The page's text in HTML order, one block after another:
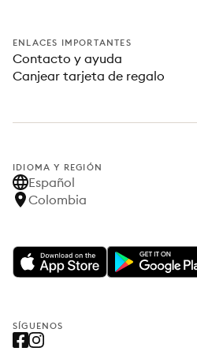
ENLACES IMPORTANTES
Contacto y ayuda
Canjear tarjeta de regalo
IDIOMA Y REGIÓN
Español
Colombia
SÍGUENOS